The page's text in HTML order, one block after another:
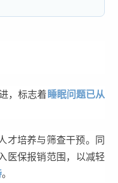
，标志着 睡眠问题已从
才培养与筛查干预。同
医保报销范围， 以减轻
。